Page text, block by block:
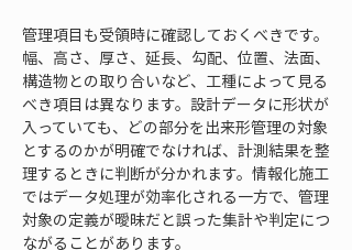
管理項目も受領時に確認しておくべきです。
幅、高さ、厚さ、延長、勾配、位置、法面、
構造物との取り合いなど、工種によって見る
べき項目は異なります。設計データに形状が
入っていても、どの部分を出来形管理の対象
とするのかが明確でなければ、計測結果を整
理するときに判断が分かれます。情報化施工
ではデータ処理が効率化される一方で、管理
対象の定義が曖昧だと誤った集計や判定につ
ながることがあります。